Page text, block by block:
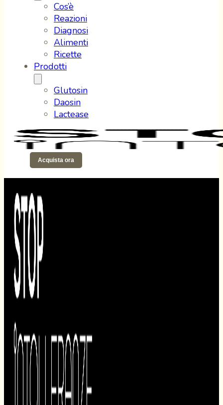
Cos’è
Reazioni
Diagnosi
Alimenti
Ricette
Prodotti
Glutosin
Daosin
Lactease
Acquista ora